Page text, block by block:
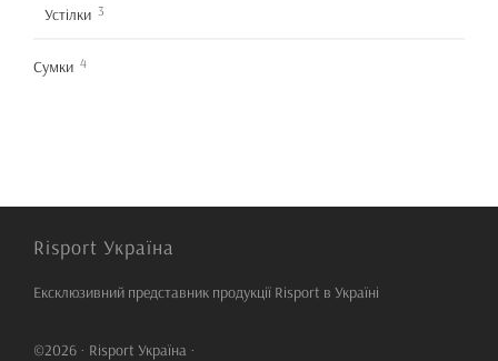
Устілки 3
Сумки 4
Risport Україна
Ексклюзивний представник продукції Risport в Україні
©2026 · Risport Україна ·